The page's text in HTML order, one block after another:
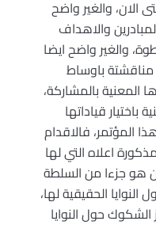
الان، والغير واضح
والاهداف
والغير واضح ايضا
مناقشتة باوساط
المعنية بالمشاركة،
قياداتها
المؤتمر، فالاقدام
اعلاه التي لها
هو جزءا من السلطة
الحقيقية لها،
حول النوايا